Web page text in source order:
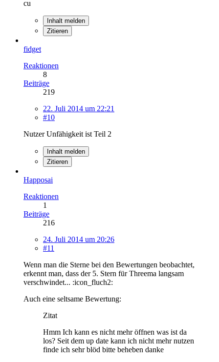
cu
Inhalt melden
Zitieren
fidget
Reaktionen
8
Beiträge
219
22. Juli 2014 um 22:21
#10
Nutzer Unfähigkeit ist Teil 2
Inhalt melden
Zitieren
Happosai
Reaktionen
1
Beiträge
216
24. Juli 2014 um 20:26
#11
Wenn man die Sterne bei den Bewertungen beobachtet,
erkennt man, dass der 5. Stern für Threema langsam
verschwindet... :icon_fluch2:
Auch eine seltsame Bewertung:
Zitat
Hmm Ich kann es nicht mehr öffnen was ist da
los? Seit dem up date kann ich nicht mehr nutzen
finde ich sehr blöd bitte beheben danke